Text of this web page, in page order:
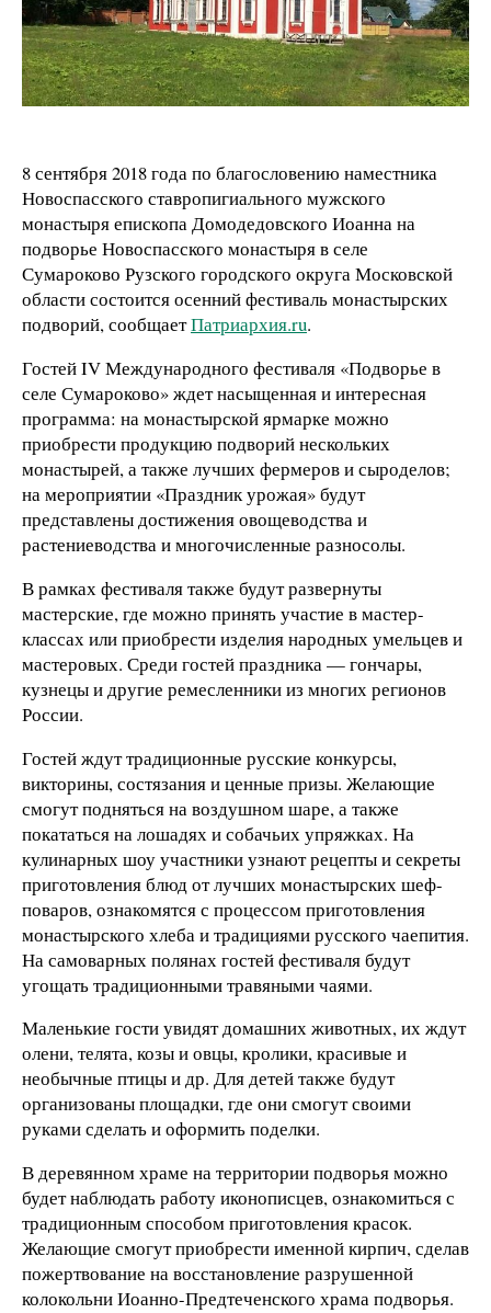
8 сентября 2018 года по благословению наместника
Новоспасского ставропигиального мужского
монастыря епископа Домодедовского Иоанна на
подворье Новоспасского монастыря в селе
Сумароково Рузского городского округа Московской
области состоится осенний фестиваль монастырских
подворий, сообщаетПатриархия.ru.
Гостей IV Международного фестиваля «Подворье в
селе Сумароково» ждет насыщенная и интересная
программа: на монастырской ярмарке можно
приобрести продукцию подворий нескольких
монастырей, а также лучших фермеров и сыроделов;
на мероприятии «Праздник урожая» будут
представлены достижения овощеводства и
растениеводства и многочисленные разносолы.
В рамках фестиваля также будут развернуты
мастерские, где можно принять участие в мастер-
классах или приобрести изделия народных умельцев и
мастеровых. Среди гостей праздника — гончары,
кузнецы и другие ремесленники из многих регионов
России.
Гостей ждут традиционные русские конкурсы,
викторины, состязания и ценные призы. Желающие
смогут подняться на воздушном шаре, а также
покататься на лошадях и собачьих упряжках. На
кулинарных шоу участники узнают рецепты и секреты
приготовления блюд от лучших монастырских шеф-
поваров, ознакомятся с процессом приготовления
монастырского хлеба и традициями русского чаепития.
На самоварных полянах гостей фестиваля будут
угощать традиционными травяными чаями.
Маленькие гости увидят домашних животных, их ждут
олени, телята, козы и овцы, кролики, красивые и
необычные птицы и др. Для детей также будут
организованы площадки, где они смогут своими
руками сделать и оформить поделки.
В деревянном храме на территории подворья можно
будет наблюдать работу иконописцев, ознакомиться с
традиционным способом приготовления красок.
Желающие смогут приобрести именной кирпич, сделав
пожертвование на восстановление разрушенной
колокольни Иоанно-Предтеченского храма подворья.